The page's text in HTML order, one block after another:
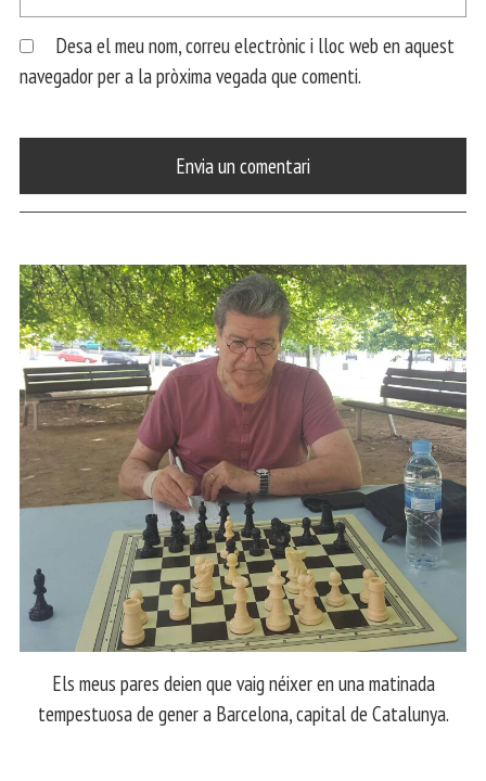
Desa el meu nom, correu electrònic i lloc web en aquest
navegador per a la pròxima vegada que comenti.
Els meus pares deien que vaig néixer en una matinada
tempestuosa de gener a Barcelona, capital de Catalunya.